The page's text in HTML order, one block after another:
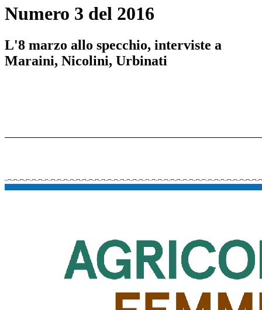
Numero 3 del 2016
L'8 marzo allo specchio, interviste a
Maraini, Nicolini, Urbinati